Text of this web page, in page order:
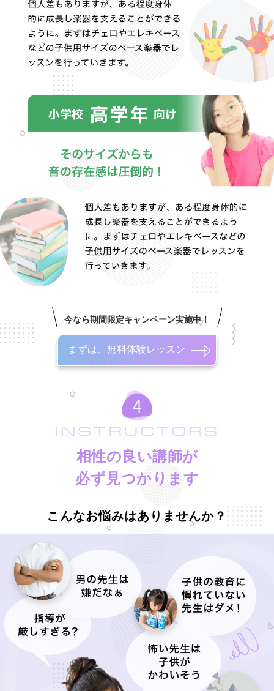
今なら期間限定キャンペーン実施中！
まずは、無料体験レッスン
INSTRUCTORS
相性の良い講師が
必ず見つかります
こんなお悩みはありませんか？